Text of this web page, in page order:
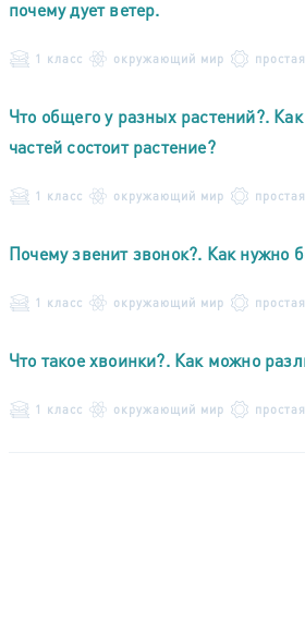
почему дует ветер.
1 класс окружающий мир простая
Что общего у разных растений?.
частей состоит растение?
1 класс окружающий мир простая
Почему звенит звонок?. Как нужно
1 класс окружающий мир простая
Что такое хвоинки?. Как можно
1 класс окружающий мир простая